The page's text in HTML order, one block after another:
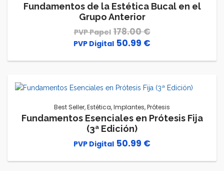
Fundamentos de la Estética Bucal en el
Grupo Anterior
178.00€
El
178.00 €.
50.99 €
50.99 €.
Best Seller,Estética,Implantes,Prótesis
Fundamentos Esenciales en Prótesis Fija
(3ª Edición)
50.99 €